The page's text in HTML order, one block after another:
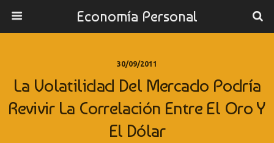
Economía Personal
30/09/2011
La Volatilidad Del Mercado Podría
Revivir La Correlación Entre El Oro Y
El Dólar